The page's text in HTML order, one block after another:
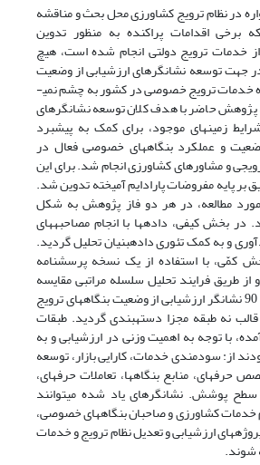
در نظام­ ترویج کشاورزی محل بحث و مناقشه
برخی اقدامات پراکنده به منظور تدوین
خدمات ترویج دولتی انجام شده است، هیچ
جهت توسعه نشانگرهای ارزشیابی از وضعیت
بنگاه­های تدارک بیننده خدمات ترویج خصوصی در کشور به چشم نمی­
پژوهش حاضر با هدف کلان توسعه نشانگرهای
زمینه­ای موجود، برای کمک به پیشبرد
وضعیت و عملکرد بنگاه­های خصوصی فعال در
و مشاوره­ای کشاورزی انجام شد. برای این
بر پایه مفروضات پارادایم آمیخته تدوین شد.
مطالعه، در هر دو فاز پژوهش به شکل
بخش کیفی، داده­ها با انجام مصاحبه­های
و به کمک تئوری داده­بنیان تحلیل گردید.
کمّی، با استفاده از یک نسخه پرسشنامه
طریق فرایند تحلیل سلسله مراتبی مقایسه
شد. بر اساس یافته­ها، 90 نشانگر ارزشیابی از وضعیت بنگاه­های ترویج
نه طبقه مجزا دسته­بندی گردید. طبقات
با توجه به اهمیت وزنی در ارزشیابی و به
از: سودمندی خدمات، کارایی بازار، توسعه
حرفه­ای، منابع بنگاه­ها، تعاملات حرفه­ای،
و سطح پوشش. نشانگرهای یاد شده می­توانند
خدمات کشاورزی و صاحبان بنگاه­های خصوصی،
ارزشیابی و تعدیل نظام ترویج و خدمات
شوند.